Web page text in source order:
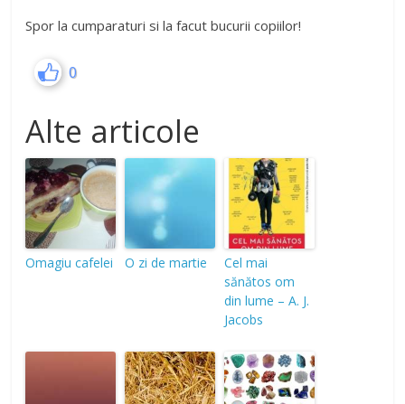
Spor la cumparaturi si la facut bucurii copiilor!
0
Alte articole
Omagiu cafelei O zi de martie
Cel mai
sănătos om
din lume – A. J.
Jacobs